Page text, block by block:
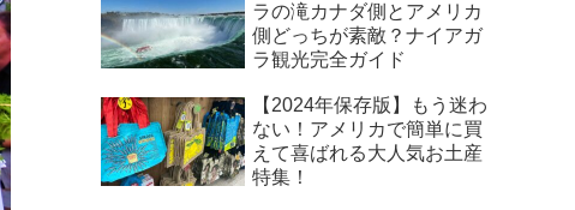
ラの滝カナダ側とアメリカ
側どっちが素敵？ナイアガ
ラ観光完全ガイド
【2024年保存版】もう迷わ
ない！アメリカで簡単に買
えて喜ばれる大人気お土産
特集！